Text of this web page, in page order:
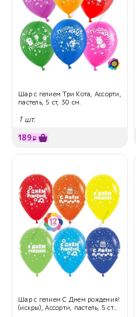
Шар с гелием Три Кота, Ассорти,
пастель, 5 ст, 30 см.
1 шт.
189₽
Шар с гелием С Днем рождения!
(искры), Ассорти, пастель, 5 ст...